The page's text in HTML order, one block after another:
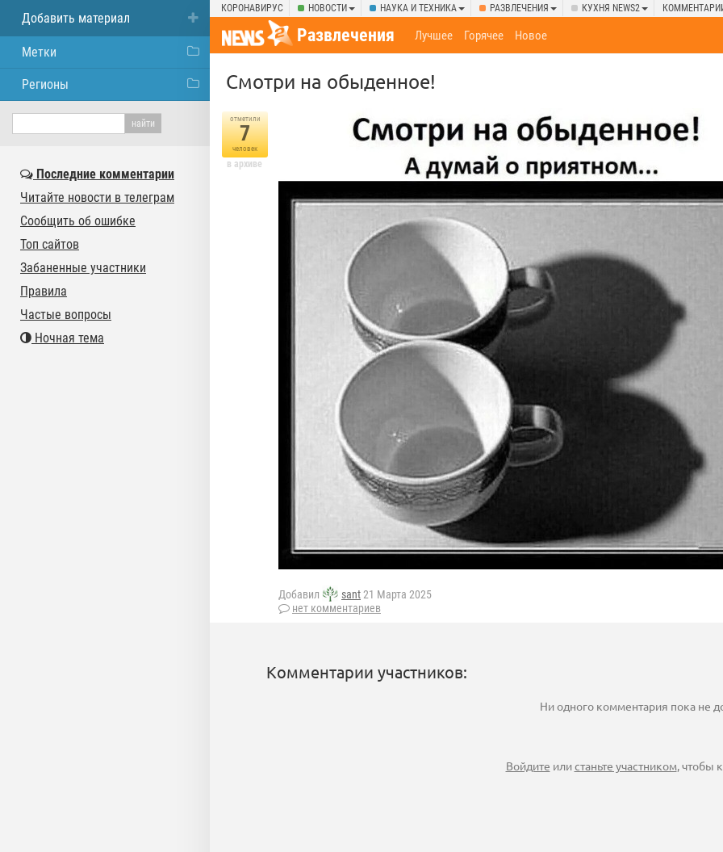
КОРОНАВИРУС НОВОСТИ НАУКА И ТЕХНИКА РАЗВЛЕЧЕНИЯ КУХНЯ NEWS2
Развлечения Лучшее Горячее Новое
Смотри на обыденное!
отметили
7
человек
в архиве
Добавил sant21 Марта 2025
нет комментариев
Комментарии участников:
Ни одного комментария пока не
Войдите илистаньте участником, чтобы
Добавить материал
Метки
Регионы
Последние комментарии
Читайте новости в телеграм
Сообщить об ошибке
Топ сайтов
Забаненные участники
Правила
Частые вопросы
Ночная тема